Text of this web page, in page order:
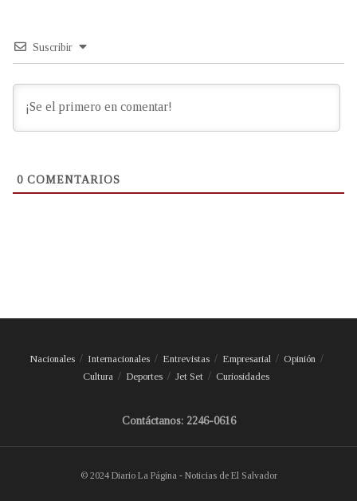
Suscribir
0 COMENTARIOS
Nacionales Internacionales Entrevistas Empresarial
Opinión
Cultura
Deportes Jet Set Curiosidades
Contáctanos: 2246-0616
© 2024 Diario La Página - Noticias de El Salvador